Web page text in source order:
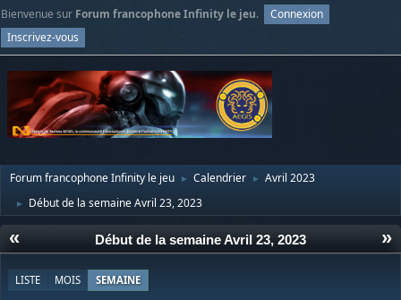
Bienvenue sur Forum francophone Infinity le jeu.
Connexion
Inscrivez-vous
Forum francophone Infinity le jeu ► Calendrier ► Avril 2023
► Début de la semaine Avril 23, 2023
« »
Début de la semaine Avril 23, 2023
LISTE MOIS SEMAINE